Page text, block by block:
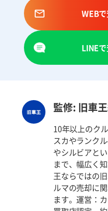
WEB
LINE
監修: 旧車
10年以上のク
スカやランク
やシルビアと
まで、幅広く
王ならではの
ルマの売却に
ます。運営：